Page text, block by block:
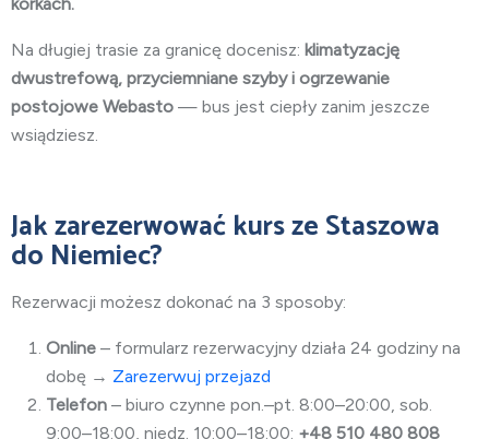
Na długiej trasie za granicę docenisz: klimatyzację
dwustrefową, przyciemniane szyby i ogrzewanie
postojowe Webasto — bus jest ciepły zanim jeszcze
wsiądziesz.
Jak zarezerwować kurs ze Staszowa
do Niemiec?
Rezerwacji możesz dokonać na 3 sposoby:
Online – formularz rezerwacyjny działa 24 godziny na
dobę → Zarezerwuj przejazd
Telefon – biuro czynne pon.–pt. 8:00–20:00, sob.
9:00–18:00, niedz. 10:00–18:00: +48 510 480 808